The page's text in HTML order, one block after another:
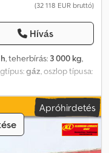
(32 118 EUR bruttó)
Hívás
, teherbírás: 3 000 kg,
gáz, oszlop típusa:
kiegészítő
hengeres HYUNDAI gázzal
emelési magasság:
szélessége:
SMART - ERŐS -
Apróhirdetés